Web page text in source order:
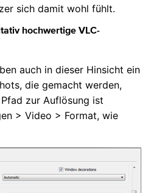
sich damit wohl fühlt.
hochwertige VLC-
auch in dieser Hinsicht ein
die gemacht werden,
zur Auflösung ist
> Video > Format, wie